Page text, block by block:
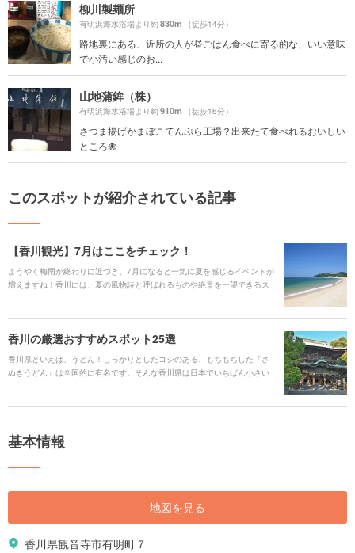
柳川製麺所
有明浜海水浴場より約830m （徒歩14分）
路地裏にある、近所の人が昼ごはん食べに寄る的な、いい意味
で小汚い感じのお...
山地蒲鉾（株）
有明浜海水浴場より約910m （徒歩16分）
さつま揚げかまぼこてんぷら工場？出来たて食べれるおいしい
ところ🐙
このスポットが紹介されている記事
【香川観光】7月はここをチェック！
ようやく梅雨が終わりに近づき、7月になると一気に夏を感じるイベントが
増えますね！香川には、夏の風物詩と呼ばれるものや絶景を一望できるス
香川の厳選おすすめスポット25選
香川県といえば、うどん！しっかりとしたコシのある、もちもちした「さ
ぬきうどん」は全国的に有名です。そんな香川県は日本でいちばん小さい
基本情報
地図を見る
香川県観音寺市有明町７